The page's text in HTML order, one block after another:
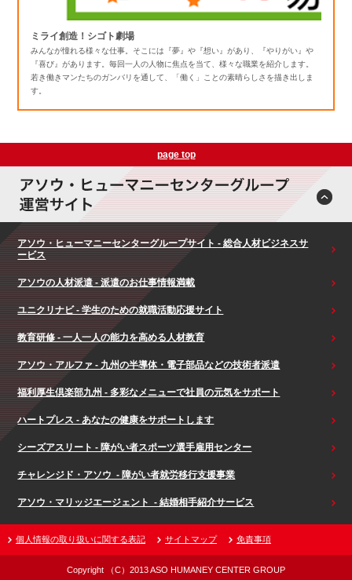
ミライ創造！シゴト劇場
みんなが憧れる様々な仕事。そこには『夢』や『想い』があり、『やりがい』や
『喜び』があります。毎回一人の人物に焦点を当て、様々な職業を紹介します。
若き働きマンたちのガンバリを通して、「働く」ことの素晴らしさを描き出しま
す。
page top
アソウ・ヒューマニーセンターグループサイト - 総合人材ビジネスサ
ービス
アソウの人材派遣 - 派遣のお仕事情報満載
ユニクリナビ - 学生のための就職活動応援サイト
教育研修 - 一人一人の能力を高める人材教育
アソウ・アルファ - 九州の半導体・電子部品などの技術者派遣
福利厚生倶楽部九州 - 多彩なメニューで社員の元気をサポート
ハートプレス - あなたの健康をサポートします
シーズアスリート - 障がい者スポーツ選手雇用センター
チャレンジド・アソウ - 障がい者就労移行支援事業
アソウ・マリッジエージェント - 結婚相手紹介サービス
個人情報の取り扱いに関する表記 サイトマップ 免責事項
Copyright （C）2013 ASO HUMANEY CENTER GROUP